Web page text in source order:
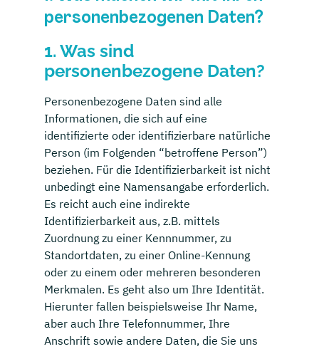
personenbezogenen Daten?
1. Was sind
personenbezogene Daten?
Personenbezogene Daten sind alle
Informationen, die sich auf eine
identifizierte oder identifizierbare natürliche
Person (im Folgenden “betroffene Person”)
beziehen. Für die Identifizierbarkeit ist nicht
unbedingt eine Namensangabe erforderlich.
Es reicht auch eine indirekte
Identifizierbarkeit aus, z.B. mittels
Zuordnung zu einer Kennnummer, zu
Standortdaten, zu einer Online-Kennung
oder zu einem oder mehreren besonderen
Merkmalen. Es geht also um Ihre Identität.
Hierunter fallen beispielsweise Ihr Name,
aber auch Ihre Telefonnummer, Ihre
Anschrift sowie andere Daten, die Sie uns